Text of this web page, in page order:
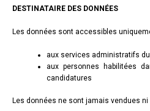
DESTINATAIRE DES DONNÉES
Les données sont accessibles
aux services administratifs
aux personnes habilitées
candidatures
Les données ne sont jamais vendues